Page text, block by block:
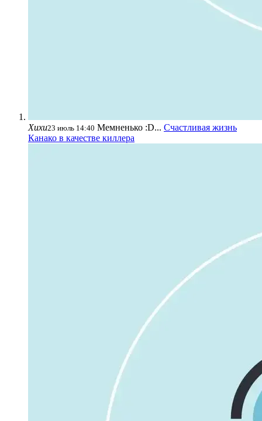
Хихи23 июль 14:40 Мемненько :D... Счастливая жизнь
Канако в качестве киллера